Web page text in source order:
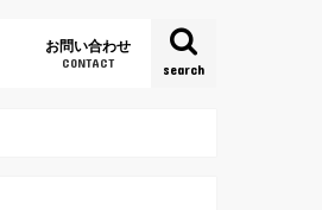
search
お問い合わせ
CONTACT